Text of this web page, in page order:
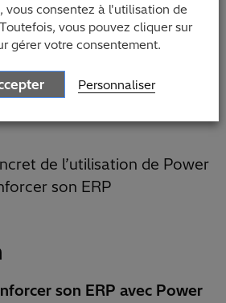
pour éviter les erreurs.
de l’envoi des données de
de paie.
son ERP avec Power
vous consentez à l'utilisation de
vous pouvez cliquer sur
gérer votre consentement.
Personnaliser